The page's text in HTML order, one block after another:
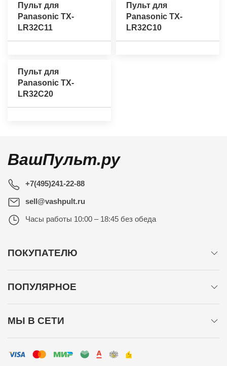
Пульт для
Panasonic TX-
LR32C11
Пульт для
Panasonic TX-
LR32C10
Пульт для
Panasonic TX-
LR32C20
ВашПульт.ру
+7(495)241-22-88
sell@vashpult.ru
Часы работы 10:00 – 18:45 без обеда
ПОКУПАТЕЛЮ
ПОПУЛЯРНОЕ
МЫ В СЕТИ